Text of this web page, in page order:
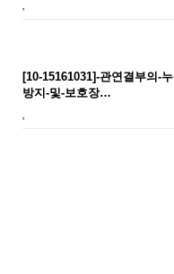
[10-15161031]-관연결부의-
방지-및-보호장…